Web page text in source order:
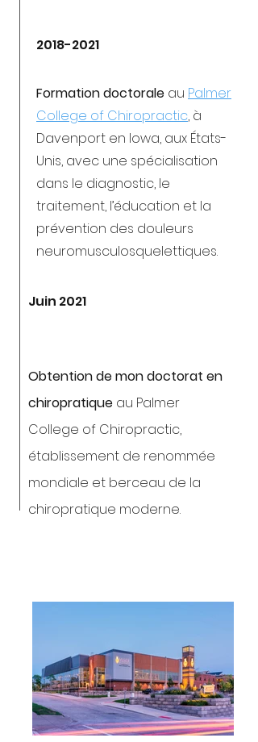
2018-2021
Formation doctorale au Palmer
College of Chiropractic, à
Davenport en Iowa, aux États-
Unis, avec une spécialisation
dans le diagnostic, le
traitement, l’éducation et la
prévention des douleurs
neuromusculosquelettiques.
Juin 2021
Obtention de mon doctorat en
chiropratique au Palmer
College of Chiropractic,
établissement de renommée
mondiale et berceau de la
chiropratique moderne.